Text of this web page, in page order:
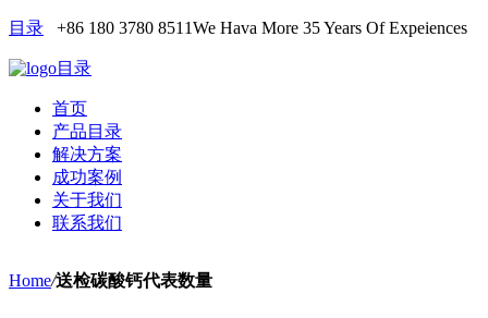
目录 +86 180 3780 8511We Hava More 35 Years Of Expeiences
目录
首页
产品目录
解决方案
成功案例
关于我们
联系我们
Home/送检碳酸钙代表数量